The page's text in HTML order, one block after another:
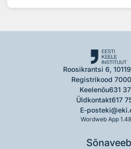
Roosikrantsi 6,
Registrikood
Keelenõu631
Üldkontakt617
E-post
Wordweb App
Sõnaveeb